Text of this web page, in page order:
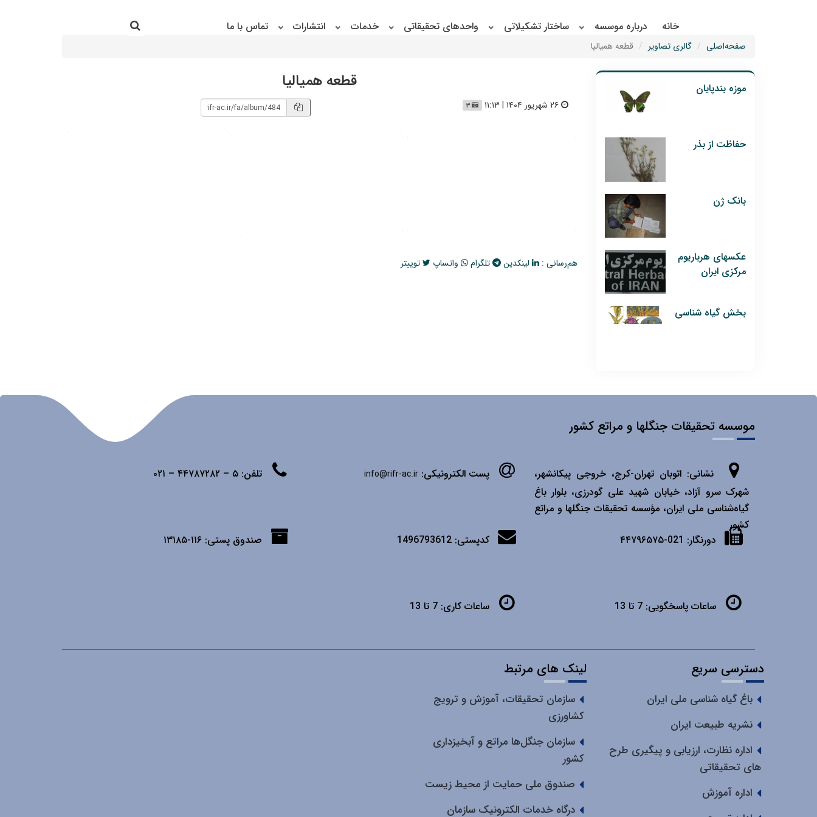
خانه درباره موسسه ساختار تشکیلاتی واحدهای تحقیقاتی خدمات انتشارات تماس با ما جستجو
صفحه‌اصلی
گالری تصاویر قطعه همیالیا
قطعه همیالیا
۲۶ شهریور ۱۴۰۴ | ۱۱:۱۳ ۳
هم‌رسانی : لینکدین تلگرام واتساپ توییتر
موزه بندپایان
حفاظت از بذر
بانک ژن
عکسهای هرباریوم
مرکزی ایران
بخش گیاه شناسی
موسسه تحقیقات جنگلها و مراتع کشور
نشانی:اتوبان تهران­-كرج، خروجی پیكانشهر،
شهرک سرو آزاد، خیابان شهید علی گودرزی، بلوار باغ
گیاه‌شناسی ملی ایران، مؤسسه تحقیقات جنگلها و مراتع
كشور
پست الکترونیکی:info@rifr-ac.ir تلفن: ۵ – ۴۴۷۸۷۲۸۲ – ۰۲۱
دورنگار: 021-۴۴۷۹۶۵۷۵ کدپستی:1496793612 صندوق پستی: ۱۱۶-۱۳۱۸۵
ساعات پاسخگویی: 7 تا 13 ساعات کاری:7 تا 13
دسترسی سریع
باغ گیاه شناسی ملی ایران
نشریه طبیعت ایران
اداره نظارت، ارزیابی و پیگیری طرح
های تحقیقاتی
اداره آموزش
لینک های مرتبط
سازمان تحقیقات، آموزش و ترویج
کشاورزی
سازمان جنگل‌ها مراتع و آبخیزداری
کشور
صندوق ملی حمایت از محیط زیست
درگاه خدمات الکترونیک سازمان